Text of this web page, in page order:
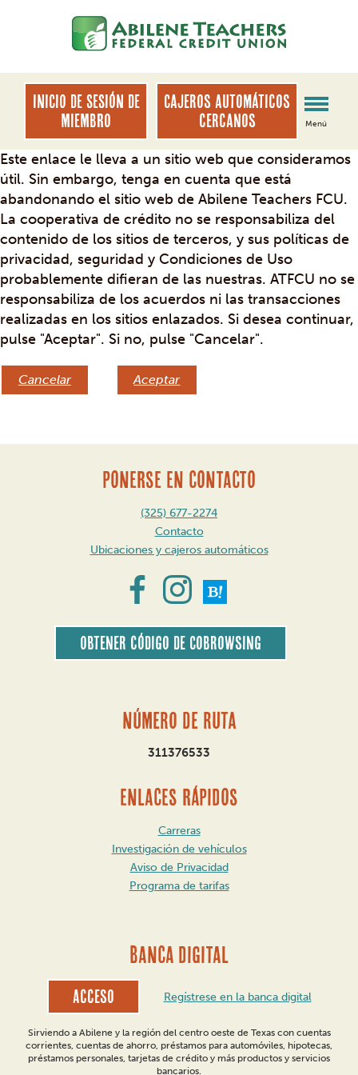
de
sesión
web
INICIO DE SESIÓN DE
MIEMBRO
Cajeros automáticos
cercanos
Menú
Este enlace le lleva a un sitio web que consideramos
útil. Sin embargo, tenga en cuenta que está
abandonando el sitio web de Abilene Teachers FCU.
La cooperativa de crédito no se responsabiliza del
contenido de los sitios de terceros, y sus políticas de
privacidad, seguridad y Condiciones de Uso
probablemente difieran de las nuestras. ATFCU no se
responsabiliza de los acuerdos ni las transacciones
realizadas en los sitios enlazados. Si desea continuar,
pulse "Aceptar". Si no, pulse "Cancelar".
Cancelar Aceptar
PONERSE EN CONTACTO
(325) 677-2274
Contacto
Ubicaciones y cajeros automáticos
Obtener código de CoBrowsing
Número de ruta
311376533
ENLACES RÁPIDOS
Carreras
Investigación de vehículos
Aviso de Privacidad
Programa de tarifas
BANCA DIGITAL
Acceso Regístrese en la banca digital
Sirviendo a Abilene y la región del centro oeste de Texas con cuentas
corrientes, cuentas de ahorro, préstamos para automóviles, hipotecas,
préstamos personales, tarjetas de crédito y más productos y servicios
bancarios.